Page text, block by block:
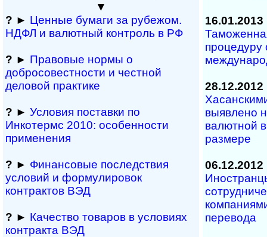
▼
? ► Ценные бумаги за рубежом.
НДФЛ и ва­лют­ный кон­т­роль в РФ
? ► Правовые нормы о
добросовестности и чест­ной
деловой практике
? ► Условия поставки по
Инкотермс 2010: осо­бен­нос­ти
применения
? ► Финансовые последствия
условий и формулировок
контрактов ВЭД
? ► Качество товаров в условиях
контракта ВЭД
16.01.2013
процедуру
28.12.2012
выявлено
валютной
размере
06.12.2012
перевода